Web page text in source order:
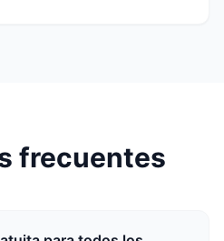
frecuentes